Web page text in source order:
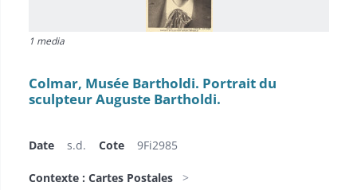
1 media
Colmar, Musée Bartholdi. Portrait du
sculpteur Auguste Bartholdi.
Date s.d. Cote 9Fi2985
Contexte : Cartes Postales